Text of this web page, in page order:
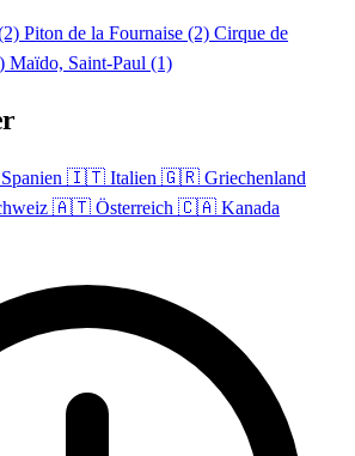
Piton de la Fournaise (2) Cirque de
Maïdo, Saint-Paul (1)
🇮🇹 Italien 🇬🇷 Griechenland
🇦🇹 Österreich 🇨🇦 Kanada